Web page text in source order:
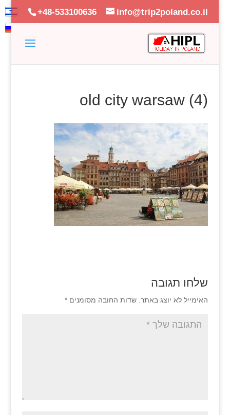
+48-533100636 info@trip2poland.co.il
old city warsaw (4)
שלחו תגובה
האימייל לא יוצג באתר. שדות החובה מסומנים *